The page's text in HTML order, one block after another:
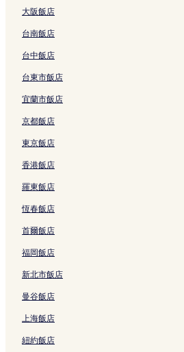
大阪飯店
台南飯店
台中飯店
台東市飯店
宜蘭市飯店
京都飯店
東京飯店
香港飯店
羅東飯店
恆春飯店
首爾飯店
福岡飯店
新北市飯店
曼谷飯店
上海飯店
紐約飯店